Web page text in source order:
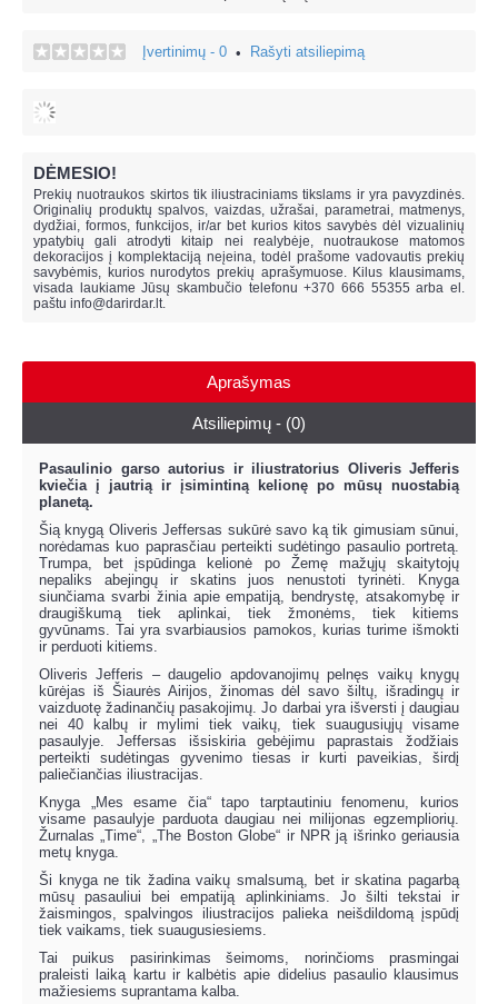
Įvertinimų - 0 • Rašyti atsiliepimą
DĖMESIO!
Prekių nuotraukos skirtos tik iliustraciniams tikslams ir yra pavyzdinės.
Originalių produktų spalvos, vaizdas, užrašai, parametrai, matmenys,
dydžiai, formos, funkcijos, ir/ar bet kurios kitos savybės dėl vizualinių
ypatybių gali atrodyti kitaip nei realybėje, nuotraukose matomos
dekoracijos į komplektaciją neįeina, todėl prašome vadovautis prekių
savybėmis, kurios nurodytos prekių aprašymuose. Kilus klausimams,
visada laukiame Jūsų skambučio telefonu +370 666 55355 arba el.
paštu info@darirdar.lt.
Aprašymas
Atsiliepimų - (0)
Pasaulinio garso autorius ir iliustratorius Oliveris Jefferis
kviečia į jautrią ir įsimintiną kelionę po mūsų nuostabią
planetą.
Šią knygą Oliveris Jeffersas sukūrė savo ką tik gimusiam sūnui,
norėdamas kuo paprasčiau perteikti sudėtingo pasaulio portretą.
Trumpa, bet įspūdinga kelionė po Žemę mažųjų skaitytojų
nepaliks abejingų ir skatins juos nenustoti tyrinėti. Knyga
siunčiama svarbi žinia apie empatiją, bendrystę, atsakomybę ir
draugiškumą tiek aplinkai, tiek žmonėms, tiek kitiems
gyvūnams. Tai yra svarbiausios pamokos, kurias turime išmokti
ir perduoti kitiems.
Oliveris Jefferis – daugelio apdovanojimų pelnęs vaikų knygų
kūrėjas iš Šiaurės Airijos, žinomas dėl savo šiltų, išradingų ir
vaizduotę žadinančių pasakojimų. Jo darbai yra išversti į daugiau
nei 40 kalbų ir mylimi tiek vaikų, tiek suaugusiųjų visame
pasaulyje. Jeffersas išsiskiria gebėjimu paprastais žodžiais
perteikti sudėtingas gyvenimo tiesas ir kurti paveikias, širdį
paliečiančias iliustracijas.
Knyga „Mes esame čia“ tapo tarptautiniu fenomenu, kurios
visame pasaulyje parduota daugiau nei milijonas egzempliorių.
Žurnalas „Time“, „The Boston Globe“ ir NPR ją išrinko geriausia
metų knyga.
Ši knyga ne tik žadina vaikų smalsumą, bet ir skatina pagarbą
mūsų pasauliui bei empatiją aplinkiniams. Jo šilti tekstai ir
žaismingos, spalvingos iliustracijos palieka neišdildomą įspūdį
tiek vaikams, tiek suaugusiesiems.
Tai puikus pasirinkimas šeimoms, norinčioms prasmingai
praleisti laiką kartu ir kalbėtis apie didelius pasaulio klausimus
mažiesiems suprantama kalba.